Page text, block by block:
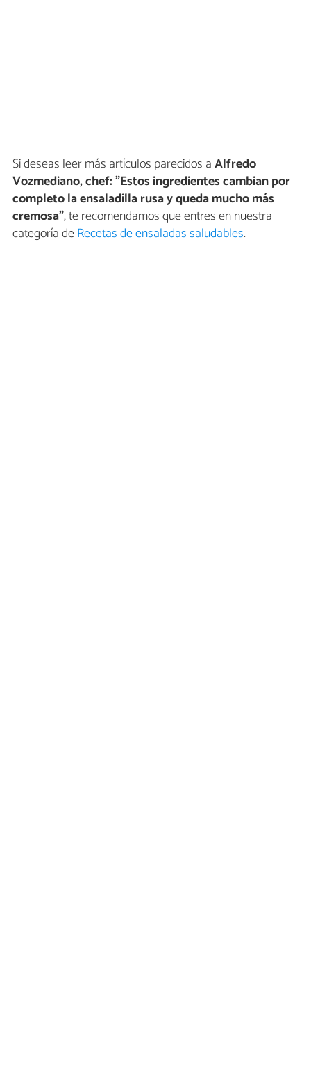
Si deseas leer más artículos parecidos aAlfredo
Vozmediano, chef: "Estos ingredientes cambian por
completo la ensaladilla rusa y queda mucho más
cremosa", te recomendamos que entres en nuestra
categoría deRecetas de ensaladas saludables.